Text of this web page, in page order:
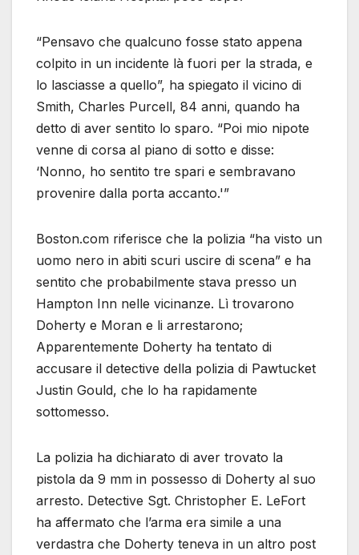
“Pensavo che qualcuno fosse stato appena
colpito in un incidente là fuori per la strada, e
lo lasciasse a quello”, ha spiegato il vicino di
Smith, Charles Purcell, 84 anni, quando ha
detto di aver sentito lo sparo. “Poi mio nipote
venne di corsa al piano di sotto e disse:
‘Nonno, ho sentito tre spari e sembravano
provenire dalla porta accanto.'”
Boston.com riferisce che la polizia “ha visto un
uomo nero in abiti scuri uscire di scena” e ha
sentito che probabilmente stava presso un
Hampton Inn nelle vicinanze. Lì trovarono
Doherty e Moran e li arrestarono;
Apparentemente Doherty ha tentato di
accusare il detective della polizia di Pawtucket
Justin Gould, che lo ha rapidamente
sottomesso.
La polizia ha dichiarato di aver trovato la
pistola da 9 mm in possesso di Doherty al suo
arresto. Detective Sgt. Christopher E. LeFort
ha affermato che l’arma era simile a una
verdastra che Doherty teneva in un altro post